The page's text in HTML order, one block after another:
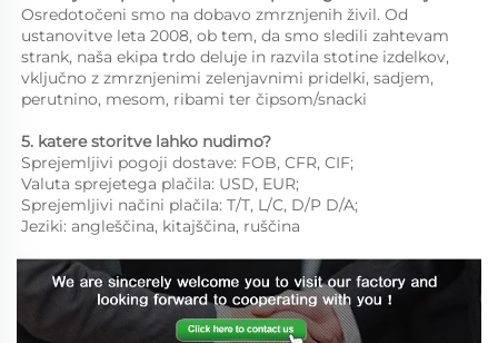
Osredotočeni smo na dobavo zmrznjenih živil. Od
ustanovitve leta 2008, ob tem, da smo sledili zahtevam
strank, naša ekipa trdo deluje in razvila stotine izdelkov,
vključno z zmrznjenimi zelenjavnimi pridelki, sadjem,
perutnino, mesom, ribami ter čipsom/snacki
5. katere storitve lahko nudimo?
Sprejemljivi pogoji dostave: FOB, CFR, CIF;
Valuta sprejetega plačila: USD, EUR;
Sprejemljivi načini plačila: T/T, L/C, D/P D/A;
Jeziki: angleščina, kitajščina, ruščina